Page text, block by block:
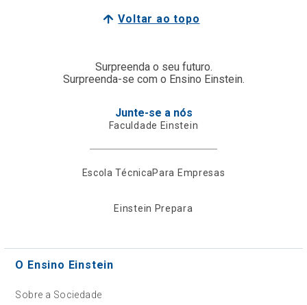
Voltar ao topo
Surpreenda o seu futuro.
Surpreenda-se com o Ensino Einstein.
Junte-se a nós
Faculdade Einstein
Escola TécnicaPara Empresas
Einstein Prepara
O Ensino Einstein
Sobre a Sociedade